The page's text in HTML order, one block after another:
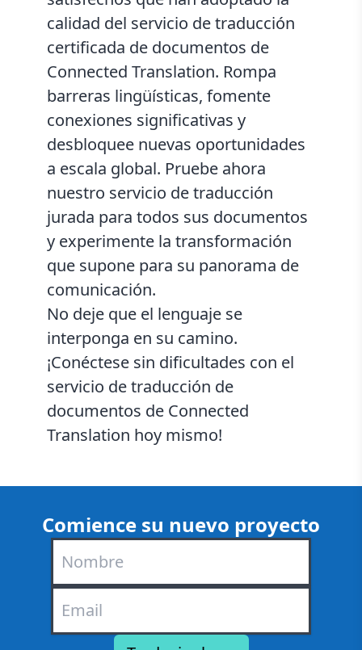
calidad del servicio de traducción
certificada de documentos de
Connected Translation. Rompa
barreras lingüísticas, fomente
conexiones significativas y
desbloquee nuevas oportunidades
a escala global. Pruebe ahora
nuestro servicio de traducción
jurada para todos sus documentos
y experimente la transformación
que supone para su panorama de
comunicación.
No deje que el lenguaje se
interponga en su camino.
¡Conéctese sin dificultades con el
servicio de traducción de
documentos de Connected
Translation hoy mismo!
Comience su nuevo proyecto